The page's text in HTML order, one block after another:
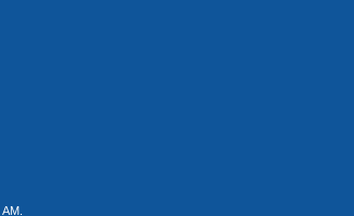
.